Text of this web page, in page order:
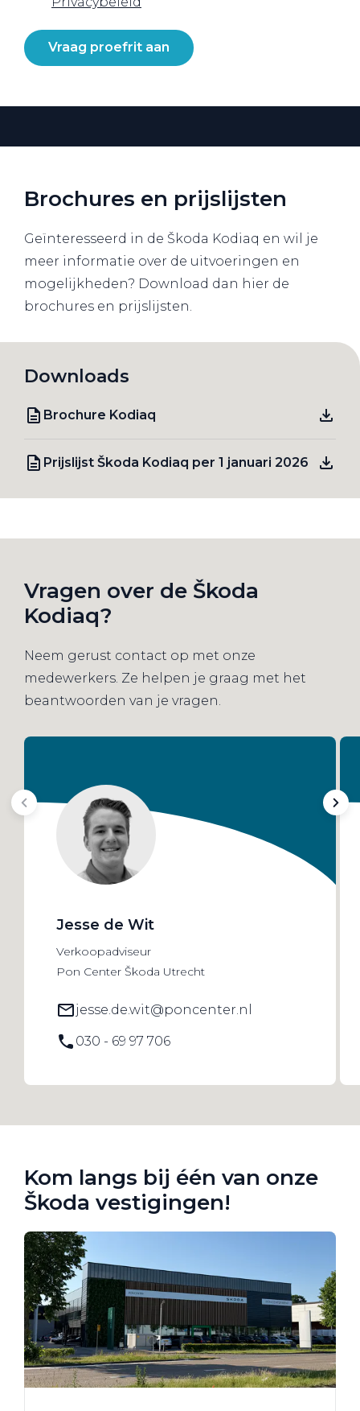
Vraag proefrit aan
Brochures en prijslijsten
Geïnteresseerd in de Škoda Kodiaq en wil je
meer informatie over de uitvoeringen en
mogelijkheden? Download dan hier de
brochures en prijslijsten.
Downloads
Brochure Kodiaq
Prijslijst Škoda Kodiaq per 1 januari 2026
Vragen over de Škoda
Kodiaq?
Neem gerust contact op met onze
medewerkers. Ze helpen je graag met het
beantwoorden van je vragen.
Jesse de Wit
Verkoopadviseur
Pon Center Škoda Utrecht
jesse.de.wit@poncenter.nl
030 - 69 97 706
Kom langs bij één van onze
Škoda vestigingen!